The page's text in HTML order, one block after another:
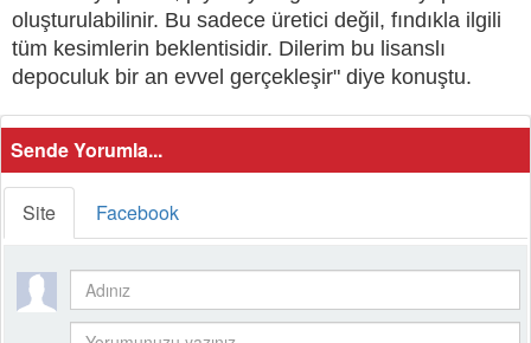
oluşturulabilinir. Bu sadece üretici değil, fındıkla ilgili
tüm kesimlerin beklentisidir. Dilerim bu lisanslı
depoculuk bir an evvel gerçekleşir" diye konuştu.
Sende Yorumla...
Site Facebook